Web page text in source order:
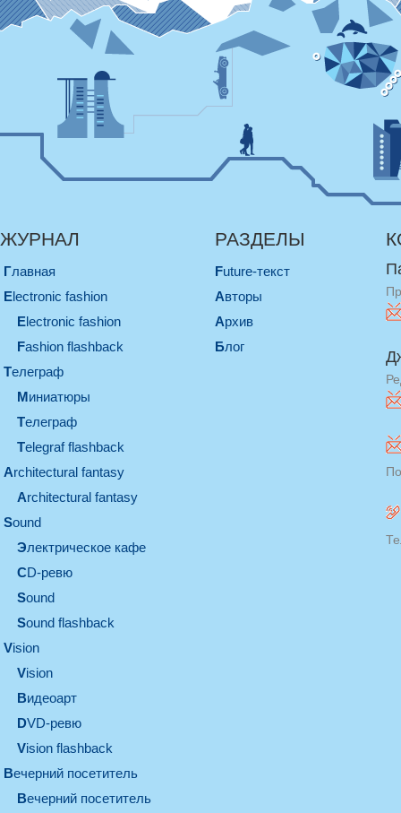
ЖУРНАЛ
Главная
electronic fashion
electronic fashion
Fashion flashback
телеграф
миниатюры
телеграф
Telegraf flashback
architectural fantasy
architectural fantasy
sound
электрическое кафе
CD-ревю
sound
Sound flashback
vision
vision
видеоарт
DVD-ревю
Vision flashback
вечерний посетитель
вечерний посетитель
РАЗДЕЛЫ
Future-текст
Авторы
Архив
Блог